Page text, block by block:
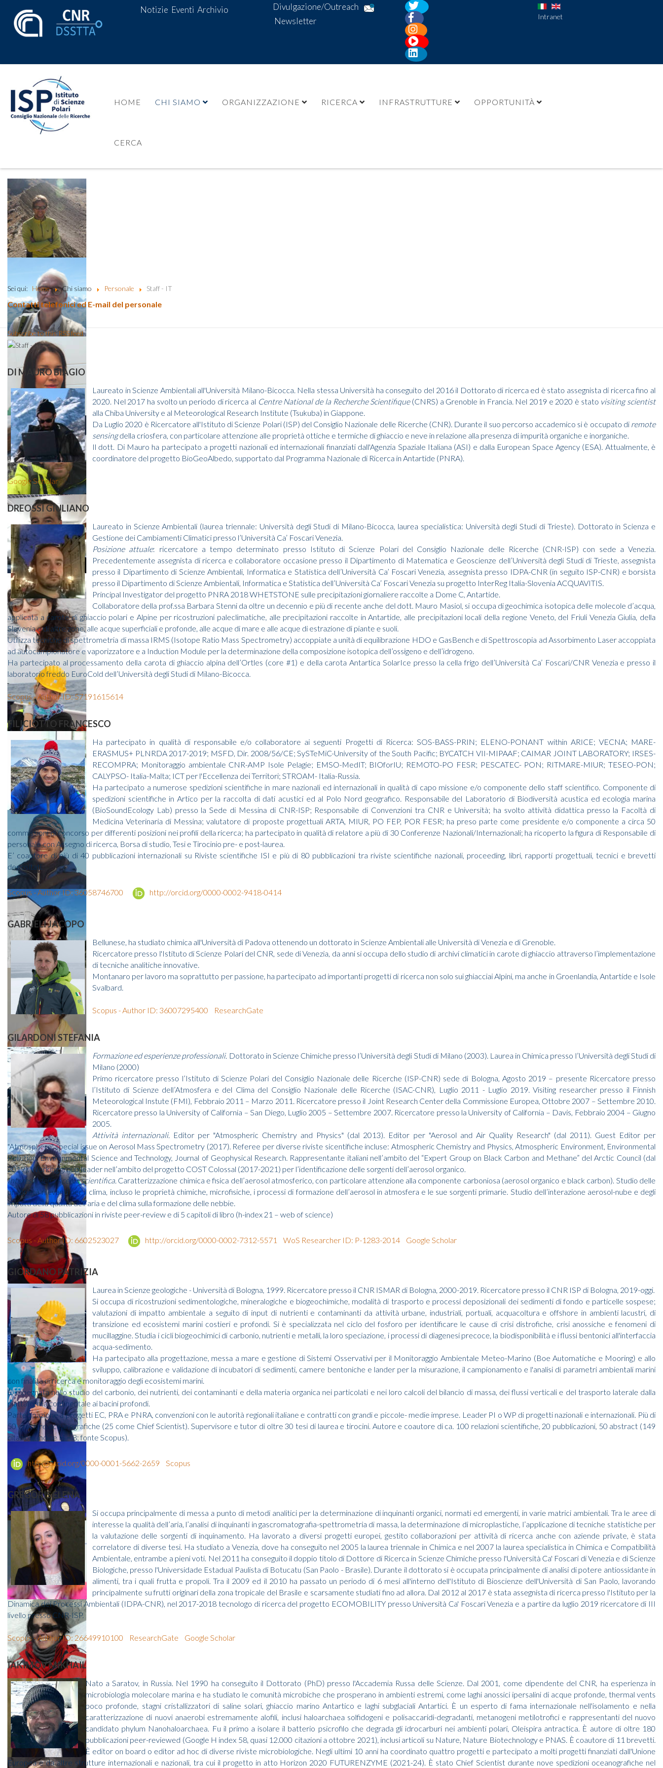
Notizie Eventi Archivio
Divulgazione/Outreach
Newsletter
Intranet
HOME CHI SIAMO ORGANIZZAZIONE RICERCA INFRASTRUTTURE OPPORTUNITÀ
CERCA
Sei qui: Home Chi siamo Personale Staff - IT
Contatti telefonici ed E-mail del personale
Subscribe to this RSS feed
DI MAURO BIAGIO
Laureato in Scienze Ambientali all'Università Milano-Bicocca. Nella stessa Università ha conseguito del 2016 il Dottorato di ricerca ed è stato assegnista di ricerca fino al
2020. Nel 2017 ha svolto un periodo di ricerca al Centre National de la Recherche Scientifique(CNRS) a Grenoble in Francia. Nel 2019 e 2020 è stato visiting scientist
alla Chiba University e al Meteorological Research Institute (Tsukuba) in Giappone.
Da Luglio 2020 è Ricercatore all'Istituto di Scienze Polari (ISP) del Consiglio Nazionale delle Ricerche (CNR). Durante il suo percorso accademico si è occupato di remote
sensingdella criosfera, con particolare attenzione alle proprietà ottiche e termiche di ghiaccio e neve in relazione alla presenza di impurità organiche e inorganiche.
Il dott. Di Mauro ha partecipato a progetti nazionali ed internazionali finanziati dall'Agenzia Spaziale Italiana (ASI) e dalla European Space Agency (ESA). Attualmente, è
coordinatore del progetto BioGeoAlbedo, supportato dal Programma Nazionale di Ricerca in Antartide (PNRA).
Google Scholar
DREOSSI GIULIANO
Laureato in Scienze Ambientali (laurea triennale: Università degli Studi di Milano-Bicocca, laurea specialistica: Università degli Studi di Trieste). Dottorato in Scienza e
Gestione dei Cambiamenti Climatici presso l’Università Ca’ Foscari Venezia.
Posizione attuale: ricercatore a tempo determinato presso Istituto di Scienze Polari del Consiglio Nazionale delle Ricerche (CNR-ISP) con sede a Venezia.
Precedentemente assegnista di ricerca e collaboratore occasione presso il Dipartimento di Matematica e Geoscienze dell’Università degli Studi di Trieste, assegnista
presso il Dipartimento di Scienze Ambientali, Informatica e Statistica dell’Università Ca’ Foscari Venezia, assegnista presso IDPA-CNR (in seguito ISP-CNR) e borsista
presso il Dipartimento di Scienze Ambientali, Informatica e Statistica dell’Università Ca’ Foscari Venezia su progetto InterReg Italia-Slovenia ACQUAVITIS.
Principal Investigator del progetto PNRA 2018 WHETSTONE sulle precipitazioni giornaliere raccolte a Dome C, Antartide.
Collaboratore della prof.ssa Barbara Stenni da oltre un decennio e più di recente anche del dott. Mauro Masiol, si occupa di geochimica isotopica delle molecole d’acqua,
applicata a carote di ghiaccio polari e Alpine per ricostruzioni paleclimatiche, alle precipitazioni raccolte in Antartide, alle precipitazioni locali della regione Veneto, del Friuli Venezia Giulia, della
Slovenia e di altre zone, alle acque superficiali e profonde, alle acque di mare e alle acque di estrazione di piante e suoli.
Utilizza tecniche di spettrometria di massa IRMS (Isotope Ratio Mass Spectrometry) accoppiate a unità di equilibrazione HDO e GasBench e di Spettroscopia ad Assorbimento Laser accoppiata
ad autocampionatore e vaporizzatore e a Induction Module per la determinazione della composizione isotopica dell’ossigeno e dell’idrogeno.
Ha partecipato al processamento della carota di ghiaccio alpina dell’Ortles (core #1) e della carota Antartica SolarIce presso la cella frigo dell’Università Ca’ Foscari/CNR Venezia e presso il
laboratorio freddo EuroCold dell’Università degli Studi di Milano-Bicocca.
Scopus - Author ID: 57191615614
FILICIOTTO FRANCESCO
Ha partecipato in qualità di responsabile e/o collaboratore ai seguenti Progetti di Ricerca: SOS-BASS-PRIN; ELENO-PONANT within ARICE; VECNA; MARE-
ERASMUS+ PLNRDA 2017-2019; MSFD, Dir. 2008/56/CE; SySTeMiC-University of the South Pacific; BYCATCH VII-MIPAAF; CAIMAR JOINT LABORATORY; IRSES-
RECOMPRA; Monitoraggio ambientale CNR-AMP Isole Pelagie; EMSO-MedIT; BIOforIU; REMOTO-PO FESR; PESCATEC- PON; RITMARE-MIUR; TESEO-PON;
CALYPSO- Italia-Malta; ICT per l'Eccellenza dei Territori; STROAM- Italia-Russia.
Ha partecipato a numerose spedizioni scientifiche in mare nazionali ed internazionali in qualità di capo missione e/o componente dello staff scientifico. Componente di
spedizioni scientifiche in Artico per la raccolta di dati acustici ed al Polo Nord geografico. Responsabile del Laboratorio di Biodiversità acustica ed ecologia marina
(BioSoundEcology Lab) presso la Sede di Messina di CNR-ISP; Responsabile di Convenzioni tra CNR e Università; ha svolto attività didattica presso la Facoltà di
Medicina Veterinaria di Messina; valutatore di proposte progettuali ARTA, MIUR, PO FEP, POR FESR; ha preso parte come presidente e/o componente a circa 50
commissioni di concorso per differenti posizioni nei profili della ricerca; ha partecipato in qualità di relatore a più di 30 Conferenze Nazionali/Internazionali; ha ricoperto la figura di Responsabile di
personale con Assegno di ricerca, Borsa di studio, Tesi e Tirocinio pre- e post-laurea.
E’ coautore di più di 40 pubblicazioni internazionali su Riviste scientifiche ISI e più di 80 pubblicazioni tra riviste scientifiche nazionali, proceeding, libri, rapporti progettuali, tecnici e brevetti
depositati.
Scopus - Author ID: 36058746700 http://orcid.org/0000-0002-9418-0414
GABRIELI JACOPO
Bellunese, ha studiato chimica all'Università di Padova ottenendo un dottorato in Scienze Ambientali alle Università di Venezia e di Grenoble.
Ricercatore presso l'Istituto di Scienze Polari del CNR, sede di Venezia, da anni si occupa dello studio di archivi climatici in carote di ghiaccio attraverso l’implementazione
di tecniche analitiche innovative.
Montanaro per lavoro ma soprattutto per passione, ha partecipato ad importanti progetti di ricerca non solo sui ghiacciai Alpini, ma anche in Groenlandia, Antartide e Isole
Svalbard.
Scopus - Author ID: 36007295400 ResearchGate
GILARDONI STEFANIA
Formazione ed esperienze professionali. Dottorato in Scienze Chimiche presso l’Università degli Studi di Milano (2003). Laurea in Chimica presso l’Università degli Studi di
Milano (2000)
Primo ricercatore presso l’Istituto di Scienze Polari del Consiglio Nazionale delle Ricerche (ISP-CNR) sede di Bologna, Agosto 2019 – presente Ricercatore presso
l’Istituto di Scienze dell’Atmosfera e del Clima del Consiglio Nazionale delle Ricerche (ISAC-CNR), Luglio 2011 - Luglio 2019. Visiting researcher presso il Finnish
Meteorological Instute (FMI), Febbraio 2011 – Marzo 2011. Ricercatore presso il Joint Research Center della Commissione Europea, Ottobre 2007 – Settembre 2010.
Ricercatore presso la University of California – San Diego, Luglio 2005 – Settembre 2007. Ricercatore presso la University of California – Davis, Febbraio 2004 – Giugno
2005.
Attività internazionali. Editor per "Atmospheric Chemistry and Physics" (dal 2013). Editor per "Aerosol and Air Quality Research" (dal 2011). Guest Editor per
"Atmosphere" special issue on Aerosol Mass Spectrometry (2017). Referee per diverse riviste sicentifiche incluse: Atmospheric Chemistry and Physics, Atmospheric Environment, Environmental
Pollution, Environmental Science and Technology, Journal of Geophysical Research. Rappresentante italiani nell’ambito del “Expert Group on Black Carbon and Methane” del Arctic Council (dal
2019). Working group leader nell’ambito del progetto COST Colossal (2017-2021) per l’identificazione delle sorgenti dell’aerosol organico.
Interessi della ricerca scientifica. Caratterizzazione chimica e fisica dell’aerosol atmosferico, con particolare attenzione alla componente carboniosa (aerosol organico e black carbon). Studio delle
proprietà rilevanti per il clima, incluso le proprietà chimiche, microfisiche, i processi di formazione dell’aerosol in atmosfera e le sue sorgenti primarie. Studio dell’interazione aerosol-nube e degli
impatti della qualità dell’aria e del clima sulla formazione delle nebbie.
Autore di 58 pubblicazioni in riviste peer-review e di 5 capitoli di libro (h-index 21 – web of science)
Scopus - Author ID: 6602523027 http://orcid.org/0000-0002-7312-5571 WoS Researcher ID: P-1283-2014 Google Scholar
GIORDANO PATRIZIA
Laurea in Scienze geologiche - Università di Bologna, 1999. Ricercatore presso il CNR ISMAR di Bologna, 2000-2019. Ricercatore presso il CNR ISP di Bologna, 2019-oggi.
Si occupa di ricostruzioni sedimentologiche, mineralogiche e biogeochimiche, modalità di trasporto e processi deposizionali dei sedimenti di fondo e particelle sospese;
valutazioni di impatto ambientale a seguito di input di nutrienti e contaminanti da attività urbane, industriali, portuali, acquacoltura e offshore in ambienti lacustri, di
transizione ed ecosistemi marini costieri e profondi. Si è specializzata nel ciclo del fosforo per identificare le cause di crisi distrofiche, crisi anossiche e fenomeni di
mucillaggine. Studia i cicli biogeochimici di carbonio, nutrienti e metalli, la loro speciazione, i processi di diagenesi precoce, la biodisponibilità e i flussi bentonici all'interfaccia
acqua-sedimento.
Ha partecipato alla progettazione, messa a mare e gestione di Sistemi Osservativi per il Monitoraggio Ambientale Meteo-Marino (Boe Automatiche e Mooring) e allo
sviluppo, calibrazione e validazione di incubatori di sedimenti, camere bentoniche e lander per la misurazione, il campionamento e l'analisi di parametri ambientali marini
con finalità di ricerca e monitoraggio degli ecosistemi marini.
È impegnata nello studio del carbonio, dei nutrienti, dei contaminanti e della materia organica nei particolati e nei loro calcoli del bilancio di massa, dei flussi verticali e del trasporto laterale dalla
piattaforma continentale ai bacini profondi.
Partecipazione a progetti EC, PRA e PNRA, convenzioni con le autorità regionali italiane e contratti con grandi e piccole- medie imprese. Leader PI o WP di progetti nazionali e internazionali. Più di
50 crociere oceanografiche (25 come Chief Scientist). Supervisore e tutor di oltre 30 tesi di laurea e tirocini. Autore e coautore di ca. 100 relazioni scientifiche, 20 pubblicazioni, 50 abstract (149
citazioni, indice H = 8; fonte Scopus).
http://orcid.org/0000-0001-5662-2659 Scopus
GREGORIS ELENA
Si occupa principalmente di messa a punto di metodi analitici per la determinazione di inquinanti organici, normati ed emergenti, in varie matrici ambientali. Tra le aree di
interesse la qualità dell’aria, l’analisi di inquinanti in gascromatografia-spettrometria di massa, la determinazione di microplastiche, l’applicazione di tecniche statistiche per
la valutazione delle sorgenti di inquinamento. Ha lavorato a diversi progetti europei, gestito collaborazioni per attività di ricerca anche con aziende private, è stata
correlatore di diverse tesi. Ha studiato a Venezia, dove ha conseguito nel 2005 la laurea triennale in Chimica e nel 2007 la laurea specialistica in Chimica e Compatibilità
Ambientale, entrambe a pieni voti. Nel 2011 ha conseguito il doppio titolo di Dottore di Ricerca in Scienze Chimiche presso l'Università Ca' Foscari di Venezia e di Scienze
Biologiche, presso l'Universidade Estadual Paulista di Botucatu (San Paolo - Brasile). Durante il dottorato si è occupata principalmente di analisi di potere antiossidante in
alimenti, tra i quali frutta e propoli. Tra il 2009 ed il 2010 ha passato un periodo di 6 mesi all'interno dell'Istituto di Bioscienze dell'Università di San Paolo, lavorando
principalmente su frutti originari della zona tropicale del Brasile e scarsamente studiati fino ad allora. Dal 2012 al 2017 è stata assegnista di ricerca presso l'Istituto per la
Dinamica dei Processi Ambientali (IDPA-CNR), nel 2017-2018 tecnologo di ricerca del progetto ECOMOBILITY presso Università Ca' Foscari Venezia e a partire da luglio 2019 ricercatore di III
livello presso CNR-ISP.
Scopus - Author ID: 26649910100 ResearchGate Google Scholar
IAKIMOV MIKHAIL
Nato a Saratov, in Russia. Nel 1990 ha conseguito il Dottorato (PhD) presso l'Accademia Russa delle Scienze. Dal 2001, come dipendente del CNR, ha esperienza in
microbiologia molecolare marina e ha studiato le comunità microbiche che prosperano in ambienti estremi, come laghi anossici ipersalini di acque profonde, thermal vents
poco profonde, stagni cristallizzatori di saline solari, ghiaccio marino Antartico e laghi subglaciali Antartici. È un esperto di fama internazionale nell'isolamento e nella
caratterizzazione di nuovi anaerobi estremamente alofili, inclusi haloarchaea solfidogeni e polisaccaridi-degradanti, metanogeni metilotrofici e rappresentanti del nuovo
candidato phylum Nanohaloarchaea. Fu il primo a isolare il batterio psicrofilo che degrada gli idrocarburi nei ambienti polari, Oleispira antractica. È autore di oltre 180
pubblicazioni peer-reviewed (Google H index 58, quasi 12.000 citazioni a ottobre 2021), inclusi articoli su Nature, Nature Biotechnology e PNAS. È coautore di 11 brevetti.
È editor on board o editor ad hoc di diverse riviste microbiologiche. Negli ultimi 10 anni ha coordinato quattro progetti e partecipato a molti progetti finanziati dall'Unione
Europea e da altre strutture internazionali e nazionali, tra cui il progetto in atto Horizon 2020 FUTURENZYME (2021-24). È stato Chief Scientist durante nove spedizioni oceanografiche nel